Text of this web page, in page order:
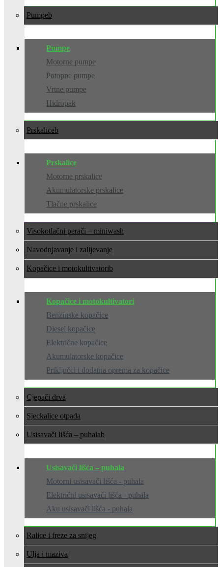
Pumpe
Pumpe
Motorne pumpe
Potopne pumpe
Vrtne pumpe
Hidropak
Prskalice
Prskalice
Motorne prskalice
Akumulatorske prskalice
Tlačne prskalice
Visokotlačni perači – miniwash
Navodnjavanje i zalijevanje
Kopačice i motokultivatori
Kopačice i motokultivatori
Benzinske kopačice
Diesel kopačice
Električne kopačice
Akumulatorske kopačice
Priključci i dodatna oprema za kopačice
Cjepači drva
Sjeckalice otpada
Usisavači lišća – puhala
Usisavači lišća – puhala
Motorni usisavači lišća - puhala
Električni usisavači lišća - puhala
Aku usisavači lišća - puhala
Ralice i freze za snijeg
Ulja i maziva